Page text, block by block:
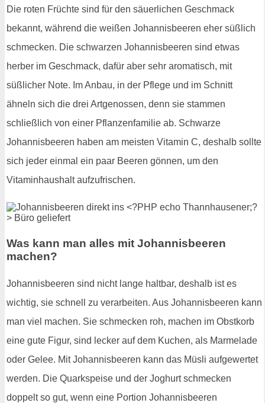
Die roten Früchte sind für den säuerlichen Geschmack
bekannt, während die weißen Johannisbeeren eher süßlich
schmecken. Die schwarzen Johannisbeeren sind etwas
herber im Geschmack, dafür aber sehr aromatisch, mit
süßlicher Note. Im Anbau, in der Pflege und im Schnitt
ähneln sich die drei Artgenossen, denn sie stammen
schließlich von einer Pflanzenfamilie ab. Schwarze
Johannisbeeren haben am meisten Vitamin C, deshalb sollte
sich jeder einmal ein paar Beeren gönnen, um den
Vitaminhaushalt aufzufrischen.
Was kann man alles mit Johannisbeeren
machen?
Johannisbeeren sind nicht lange haltbar, deshalb ist es
wichtig, sie schnell zu verarbeiten. Aus Johannisbeeren kann
man viel machen. Sie schmecken roh, machen im Obstkorb
eine gute Figur, sind lecker auf dem Kuchen, als Marmelade
oder Gelee. Mit Johannisbeeren kann das Müsli aufgewertet
werden. Die Quarkspeise und der Joghurt schmecken
doppelt so gut, wenn eine Portion Johannisbeeren